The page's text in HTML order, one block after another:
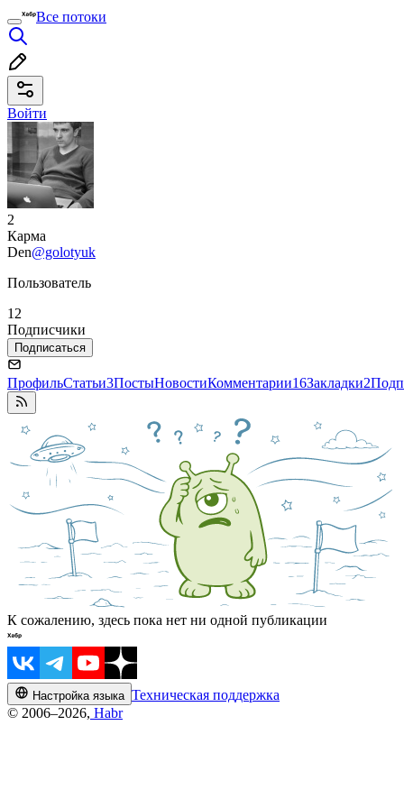
Все потоки
Войти
2
Карма
Den@golotyuk
Пользователь
12
Подписчики
Подписаться
ПрофильСтатьи3ПостыНовостиКомментарии16Закладки2
К сожалению, здесь пока нет ни одной публикации
Настройка языка Техническая поддержка
© 2006–2026, Habr